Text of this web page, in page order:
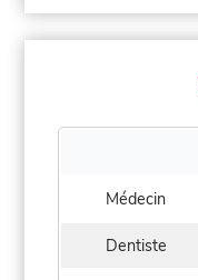
Médecin
Dentiste